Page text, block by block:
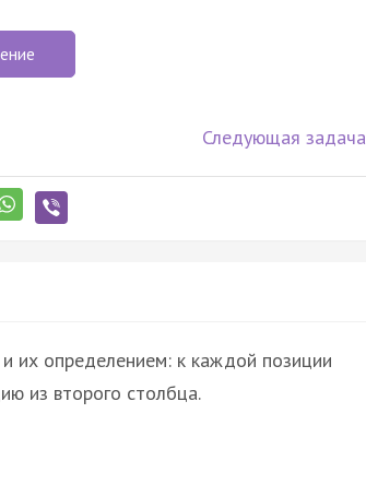
Следующая задача
их определением: к каждой позиции
из второго столбца.